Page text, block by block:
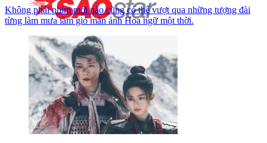
Không phải phim mới nào cũng có thể vượt qua những tượng đài
từng làm mưa làm gió màn ảnh Hoa ngữ một thời.